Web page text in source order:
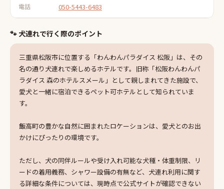
電話 050-5443-6483
🐾 犬連れで行く際のポイント
三重県松阪市に位置する「わんわんパラダイス 松阪」は、その
名の通り犬連れで楽しめるホテルです。旧称「松阪わんわんパ
ラダイス 森のホテルスメール」として親しまれてきた施設で、
愛犬と一緒に宿泊できるペット可ホテルとして知られていま
す。
飯高町の豊かな自然に囲まれたロケーションは、愛犬とのお出
かけにぴったりの環境です。
ただし、犬の同伴ルールや受け入れ可能な犬種・体重制限、リ
ードの着用義務、シャワー設備の有無など、犬連れ利用に関す
る詳細な条件については、現時点で公式サイトが確認できない